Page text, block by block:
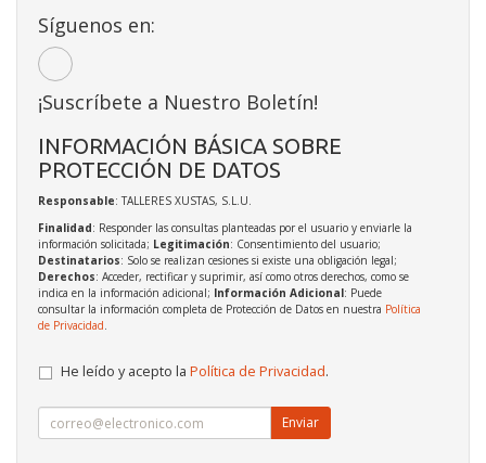
Síguenos en:
¡Suscríbete a Nuestro Boletín!
INFORMACIÓN BÁSICA SOBRE
PROTECCIÓN DE DATOS
Responsable: TALLERES XUSTAS, S.L.U.
Finalidad: Responder las consultas planteadas por el usuario y enviarle la
información solicitada; Legitimación: Consentimiento del usuario;
Destinatarios: Solo se realizan cesiones si existe una obligación legal;
Derechos: Acceder, rectificar y suprimir, así como otros derechos, como se
indica en la información adicional; Información Adicional: Puede
consultar la información completa de Protección de Datos en nuestra Política
de Privacidad.
He leído y acepto la Política de Privacidad.
Enviar